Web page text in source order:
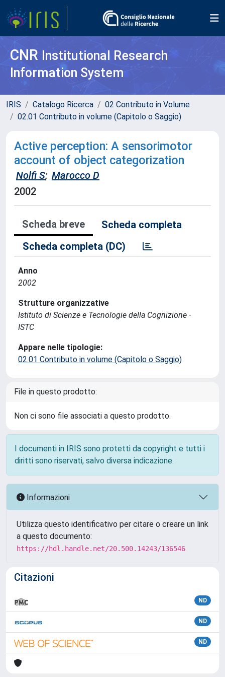
CNR Institutional Research
Information System
IRIS Catalogo Ricerca
02 Contributo in Volume
02.01 Contributo in volume (Capitolo o Saggio)
Active perception: A sensorimotor
account of object categorization
Nolfi S; Marocco D
2002
Scheda breve
Scheda completa
Scheda completa (DC)
Anno
2002
Strutture organizzative
Istituto di Scienze e Tecnologie della Cognizione -
ISTC
Appare nelle tipologie:
02.01 Contributo in volume (Capitolo o Saggio)
File in questo prodotto:
Non ci sono file associati a questo prodotto.
I documenti in IRIS sono protetti da copyright e tutti i
diritti sono riservati, salvo diversa indicazione.
Informazioni
Utilizza questo identificativo per citare o creare un link
a questo documento:
https://hdl.handle.net/20.500.14243/136546
Citazioni
ND
ND
ND